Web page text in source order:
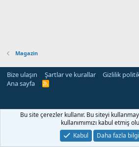
Magazin
Bize ulaşın Şartlar ve kurallar Gizlilik
Ana sayfa
R
Bu site çerezler kullanır. Bu siteyi
kullanımımızı kabul etmiş
Kabul
Daha fazla